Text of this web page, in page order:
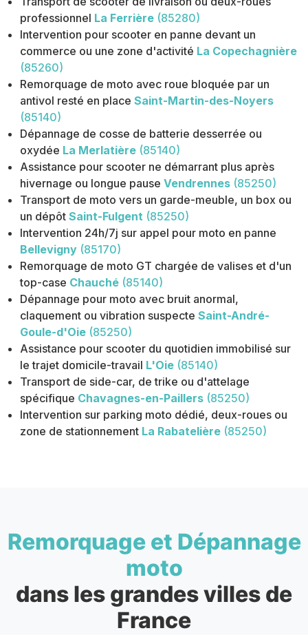
professionnel La Ferrière (85280)
Intervention pour scooter en panne devant un
commerce ou une zone d'activité La Copechagnière
(85260)
Remorquage de moto avec roue bloquée par un
antivol resté en place Saint-Martin-des-Noyers
(85140)
Dépannage de cosse de batterie desserrée ou
oxydée La Merlatière (85140)
Assistance pour scooter ne démarrant plus après
hivernage ou longue pause Vendrennes (85250)
Transport de moto vers un garde-meuble, un box ou
un dépôt Saint-Fulgent (85250)
Intervention 24h/7j sur appel pour moto en panne
Bellevigny (85170)
Remorquage de moto GT chargée de valises et d'un
top-case Chauché (85140)
Dépannage pour moto avec bruit anormal,
claquement ou vibration suspecte Saint-André-
Goule-d'Oie (85250)
Assistance pour scooter du quotidien immobilisé sur
le trajet domicile-travail L'Oie (85140)
Transport de side-car, de trike ou d'attelage
spécifique Chavagnes-en-Paillers (85250)
Intervention sur parking moto dédié, deux-roues ou
zone de stationnement La Rabatelière (85250)
Remorquage et Dépannage
moto
dans les grandes villes de
France